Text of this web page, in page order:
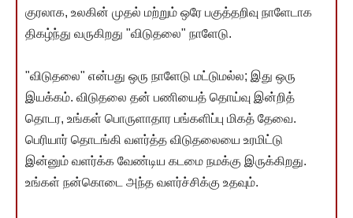
குரலாக, உலகின் முதல் மற்றும் ஒரே பகுத்தறிவு நாளேடாக
திகழ்ந்து வருகிறது "விடுதலை" நாளேடு.
"விடுதலை" என்பது ஒரு நாளேடு மட்டுமல்ல; இது ஒரு
இயக்கம். விடுதலை தன் பணியைத் தொய்வு இன்றித்
தொடர, உங்கள் பொருளாதார பங்களிப்பு மிகத் தேவை.
பெரியார் தொடங்கி வளர்த்த விடுதலையை உரமிட்டு
இன்னும் வளர்க்க வேண்டிய கடமை நமக்கு இருக்கிறது.
உங்கள் நன்கொடை அந்த வளர்ச்சிக்கு உதவும்.